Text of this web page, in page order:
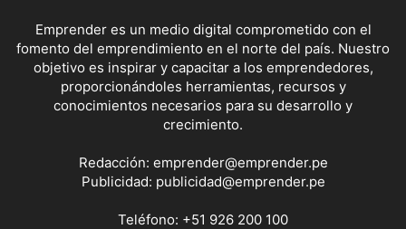
Emprender es un medio digital comprometido con el
fomento del emprendimiento en el norte del país. Nuestro
objetivo es inspirar y capacitar a los emprendedores,
proporcionándoles herramientas, recursos y
conocimientos necesarios para su desarrollo y
crecimiento.
Redacción: emprender@emprender.pe
Publicidad: publicidad@emprender.pe
Teléfono: +51 926 200 100